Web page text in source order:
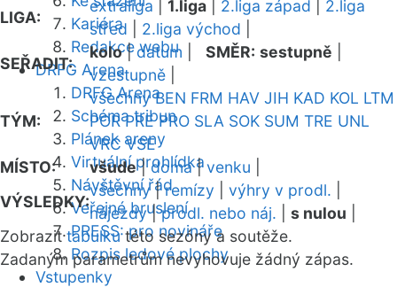
Kariéra
Redakce webu
DRFG Arena
DRFG Arena
Schéma tribun
Plánek areny
Virtuální prohlídka
Návštěvní řád
Veřejné bruslení
PRESS: pro novináře
Rozpis ledové plochy
Vstupenky
LIGA:
extraliga 1.liga 2.liga západ
2.liga
střed
2.liga východ
SEŘADIT:
kolo|datum SMĚR: sestupně
vzestupně
TÝM:
všechny BEN FRM HAV JIH KAD KOL LTM
POR PRE PRO SLA SOK SUM TRE UNL
VRC VSE
MÍSTO:
všude|doma|venku
VÝSLEDKY:
všechny|remízy výhry v prodl.
nájezdy|prodl. nebo náj. s nulou
Zobrazittabulkutéto sezóny a soutěže.
Zadaným parametrům nevyhovuje žádný zápas.